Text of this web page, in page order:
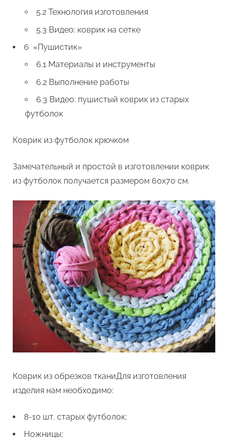
5.2 Технология изготовления
5.3 Видео: коврик на сетке
6 «Пушистик»
6.1 Материалы и инструменты
6.2 Выполнение работы
6.3 Видео: пушистый коврик из старых
футболок
Коврик из футболок крючком
Замечательный и простой в изготовлении коврик
из футболок получается размером 60х70 см.
Коврик из обрезков тканиДля изготовления
изделия нам необходимо:
8-10 шт. старых футболок;
Ножницы;